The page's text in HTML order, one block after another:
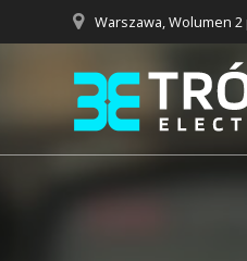
do
Warszawa, Wolumen